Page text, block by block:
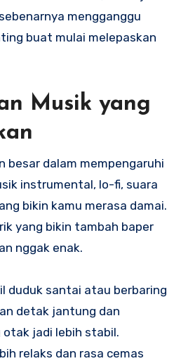
mengganggu
buat mulai melepaskan
Musik yang
besar dalam mempengaruhi
instrumental, lo-fi, suara
bikin kamu merasa damai.
yang bikin tambah baper
nggak enak.
duduk santai atau berbaring
detak jantung dan
jadi lebih stabil.
relaks dan rasa cemas